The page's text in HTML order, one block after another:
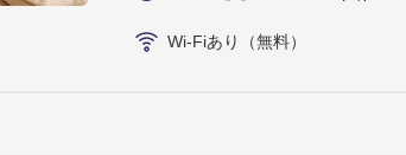
Wi-Fiあり（無料）